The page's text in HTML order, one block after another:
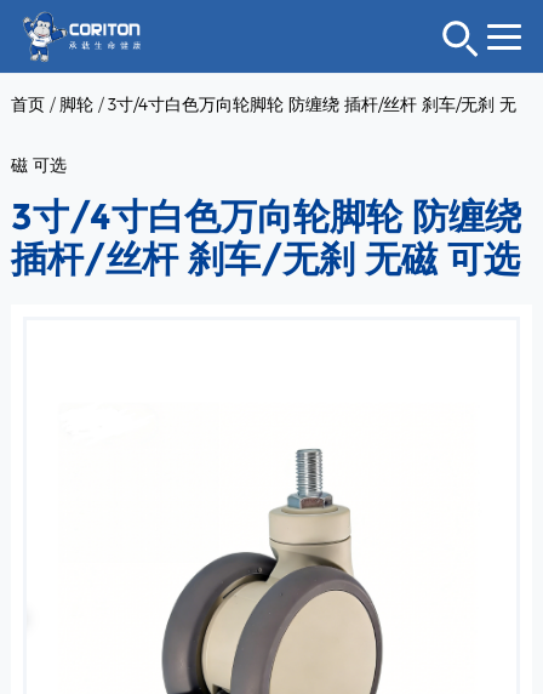
首页/ 脚轮/3寸/4寸白色万向轮脚轮 防缠绕 插杆/丝杆 刹车/无刹 无
磁 可选
3寸/4寸白色万向轮脚轮 防缠绕
插杆/丝杆 刹车/无刹 无磁 可选